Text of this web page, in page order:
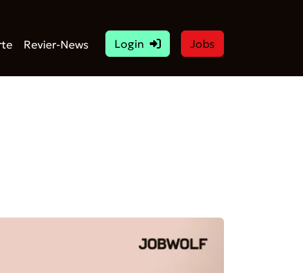
Revier-News Login Jobs